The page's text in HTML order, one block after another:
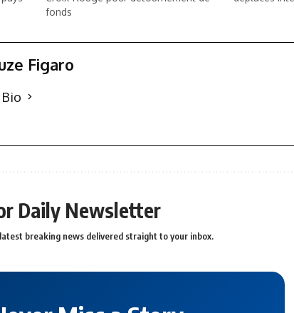
fonds
Figaro
Daily Newsletter
breaking news delivered straight to your inbox.